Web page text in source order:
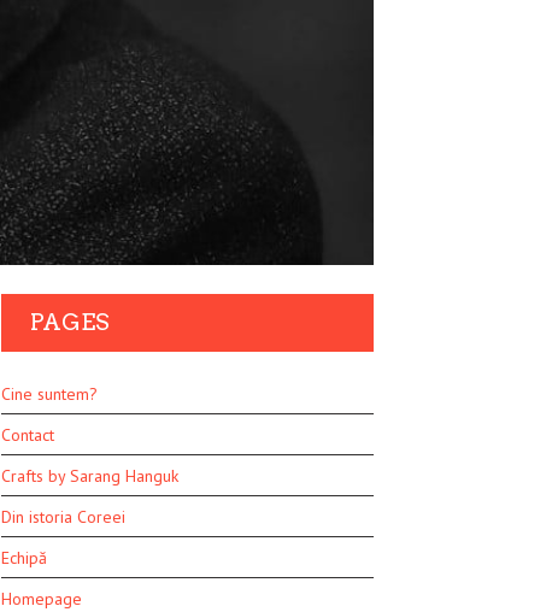
PAGES
Cine suntem?
Contact
Crafts by Sarang Hanguk
Din istoria Coreei
Echipă
Homepage